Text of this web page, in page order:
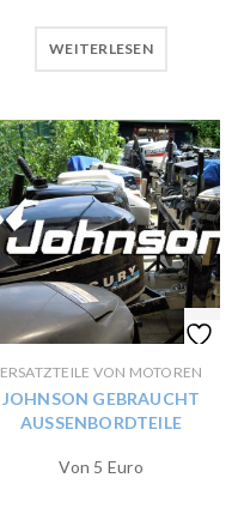
WEITERLESEN
ERSATZTEILE VON MOTOREN
JOHNSON GEBRAUCHT
AUSSENBORDTEILE
Von 5 Euro